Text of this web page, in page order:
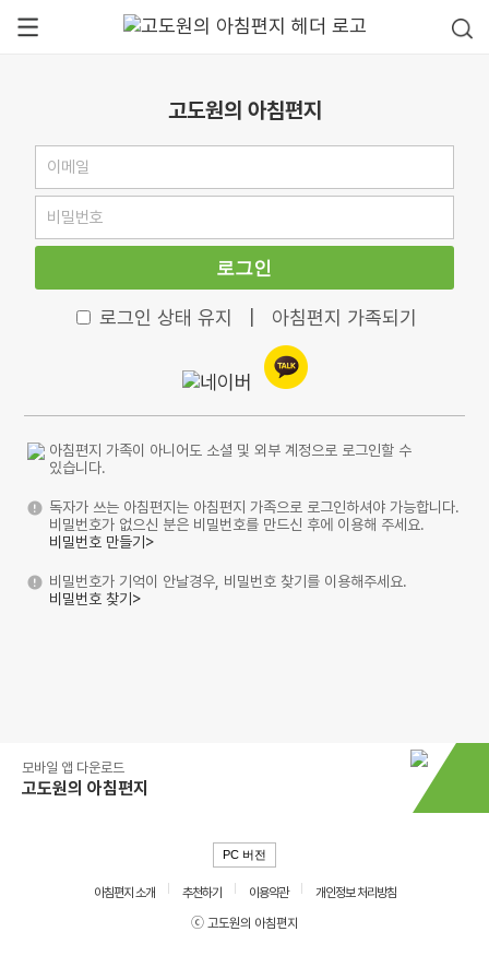
고도원의 아침편지
로그인
로그인 상태 유지 아침편지 가족되기
아침편지 가족이 아니어도 소셜 및 외부 계정으로 로그인할 수
있습니다.
독자가 쓰는 아침편지는 아침편지 가족으로 로그인하셔야 가능합니다.
비밀번호가 없으신 분은 비밀번호를 만드신 후에 이용해 주세요.
비밀번호 만들기>
비밀번호가 기억이 안날경우, 비밀번호 찾기를 이용해주세요.
비밀번호 찾기>
모바일 앱 다운로드
고도원의 아침편지
PC 버전
아침편지 소개 추천하기 이용약관
개인정보 처리방침
ⓒ 고도원의 아침편지